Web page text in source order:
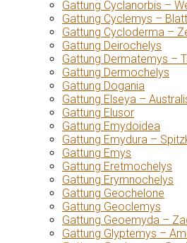
Gattung Cyclanorbis –
Gattung Cyclemys –
Gattung Cycloderma –
Gattung Deirochelys
Gattung Dermatemys –
Gattung Dermochelys
Gattung Dogania
Gattung Elseya –
Gattung Elusor
Gattung Emydoidea
Gattung Emydura –
Gattung Emys
Gattung Eretmochelys
Gattung Erymnochelys
Gattung Geochelone
Gattung Geoclemys
Gattung Geoemyda –
Gattung Glyptemys –